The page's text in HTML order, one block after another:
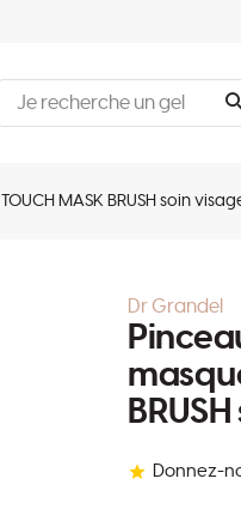
MASK BRUSH soin
Dr Grandel
Donnez-